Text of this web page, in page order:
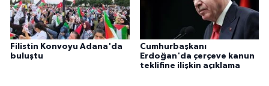
Filistin Konvoyu Adana'da
buluştu
Cumhurbaşkanı
Erdoğan'da çerçeve kanun
teklifine ilişkin açıklama